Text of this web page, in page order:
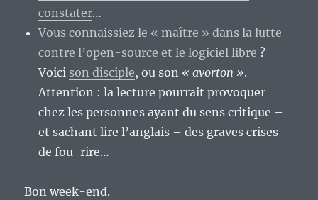
constater…
Vous connaissiez le « maître » dans la lutte
contre l’open-source et le logiciel libre ?
Voici son disciple, ou son « avorton ».
Attention : la lecture pourrait provoquer
chez les personnes ayant du sens critique –
et sachant lire l’anglais – des graves crises
de fou-rire…
Bon week-end.